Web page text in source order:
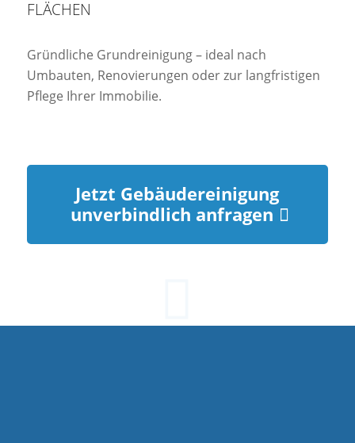
FLÄCHEN
Gründliche Grundreinigung – ideal nach
Umbauten, Renovierungen oder zur langfristigen
Pflege Ihrer Immobilie.
Jetzt Gebäudereinigung
unverbindlich anfragen